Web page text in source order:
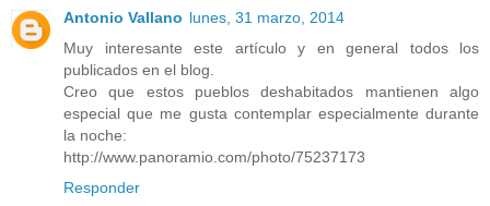
Antonio Vallano lunes, 31 marzo, 2014
Muy interesante este artículo y en general todos los
publicados en el blog.
Creo que estos pueblos deshabitados mantienen algo
especial que me gusta contemplar especialmente durante
la noche:
http://www.panoramio.com/photo/75237173
Responder